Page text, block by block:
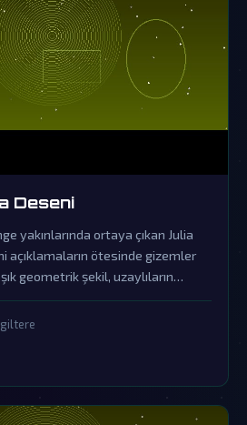
Deseni
yakınlarında ortaya çıkan Julia
açıklamaların ötesinde gizemler
geometrik şekil, uzaylıların
işaretlerden biri olarak görülüyor.